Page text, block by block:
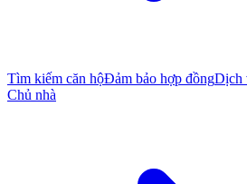
Tìm kiếm căn hộĐảm bảo hợp đồngDịch
Chủ nhà